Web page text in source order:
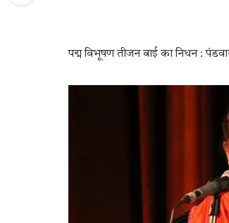
पद्म विभूषण तीजन बाई का निधन :